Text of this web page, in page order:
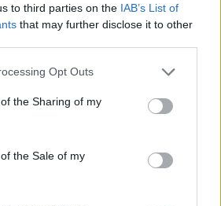
to third parties on the IAB’s List of
that may further disclose it to other
Opt Outs
the Sharing of my
the Sale of my
habt waren es echt wert!